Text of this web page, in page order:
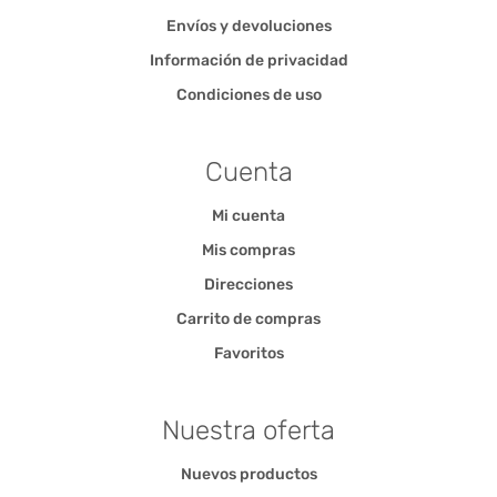
Envíos y devoluciones
Información de privacidad
Condiciones de uso
Cuenta
Mi cuenta
Mis compras
Direcciones
Carrito de compras
Favoritos
Nuestra oferta
Nuevos productos